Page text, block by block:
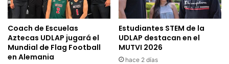
Coach de Escuelas
Aztecas UDLAP jugará el
Mundial de Flag Football
en Alemania
Estudiantes STEM de la
UDLAP destacan en el
MUTVI 2026
hace 2 días